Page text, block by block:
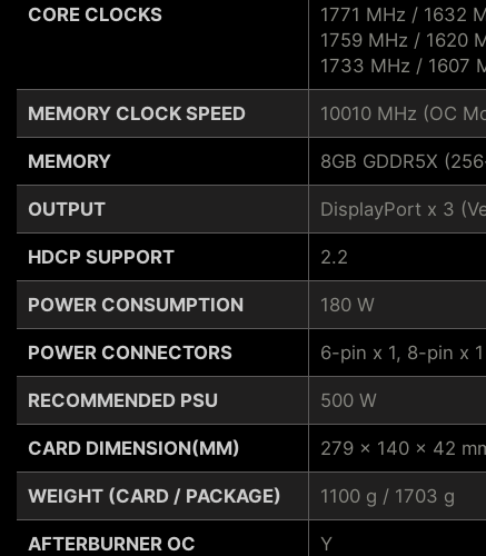
CORE CLOCKS
MEMORY CLOCK SPEED
MEMORY
OUTPUT
HDCP SUPPORT
POWER CONSUMPTION
POWER CONNECTORS
RECOMMENDED PSU
CARD DIMENSION(MM)
WEIGHT (CARD / PACKAGE)
AFTERBURNER OC
1771 MHz / 1632
1759 MHz / 1620
1733 MHz / 1607
10010 MHz (OC
8GB GDDR5X
DisplayPort x 3
2.2
180 W
6-pin x 1, 8-pin x 1
500 W
279 x 140 x 42
1100 g / 1703 g
Y